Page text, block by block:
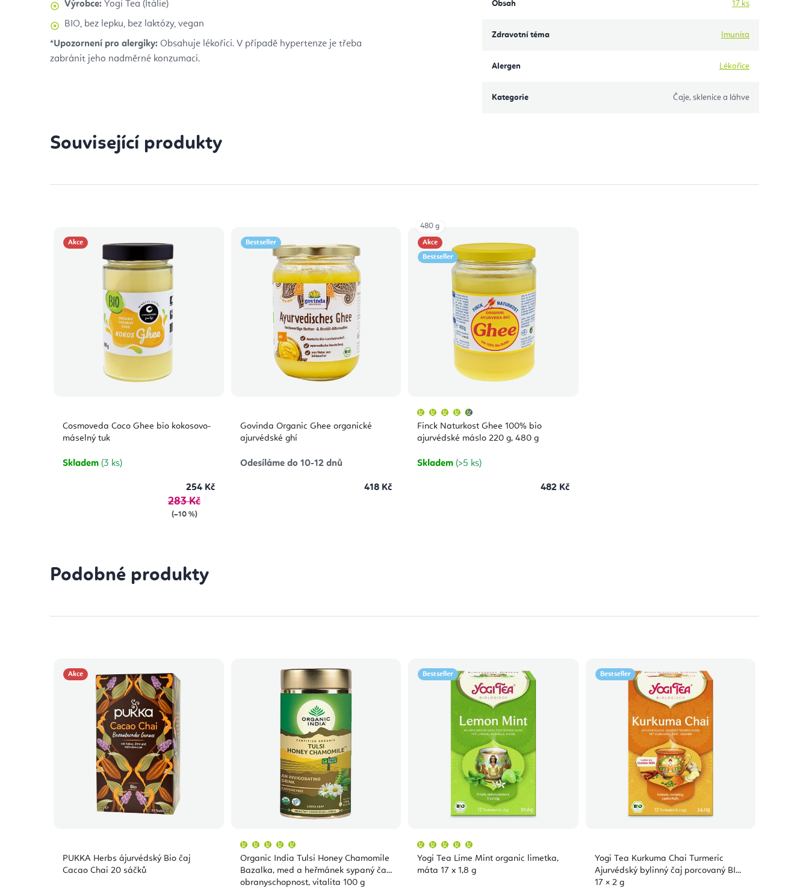
Výrobce: Yogi Tea (Itálie)
BIO, bez lepku, bez laktózy, vegan
*Upozornení pro alergiky: Obsahuje lékořici. V případě hypertenze je třeba
zabránit jeho nadměrné konzumaci.
Obsah 17 ks
Zdravotní téma Imunita
Alergen Lékořice
Kategorie Čaje, sklenice a láhve
Související produkty
Akce
Cosmoveda Coco Ghee bio kokosovo-
máselný tuk
Skladem (3 ks)
254 Kč
283 Kč
(–10 %)
Bestseller
Govinda Organic Ghee organické
ajurvédské ghí
Odesíláme do 10-12 dnů
418 Kč
Akce
Bestseller
Finck Naturkost Ghee 100% bio
ajurvédské máslo 220 g, 480 g
produktu
je
4,7
hvězdiček.
Skladem (>5 ks)
482 Kč
480 g
Podobné produkty
Akce
PUKKA Herbs ájurvédský Bio čaj
Cacao Chai 20 sáčků
Organic India Tulsi Honey Chamomile
Bazalka, med a heřmánek sypaný čaj
obranyschopnost, vitalita 100 g
produktu
je
5,0
5
Bestseller
Yogi Tea Lime Mint organic limetka,
máta 17 x 1,8 g
produktu
je
5,0
Bestseller
Yogi Tea Kurkuma Chai Turmeric
Ajurvédský bylinný čaj porcovaný BIO
17 × 2 g